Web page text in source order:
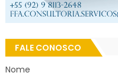
FALE CONOSCO
Nome